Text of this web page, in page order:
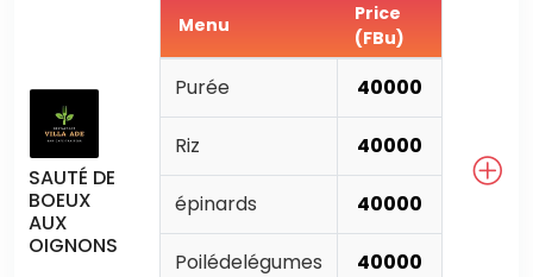
SAUTÉ DE
BOEUX
AUX
OIGNONS
Menu
Price
(FBu)
Purée 40000
Riz 40000
épinards 40000
Poilédelégumes 40000